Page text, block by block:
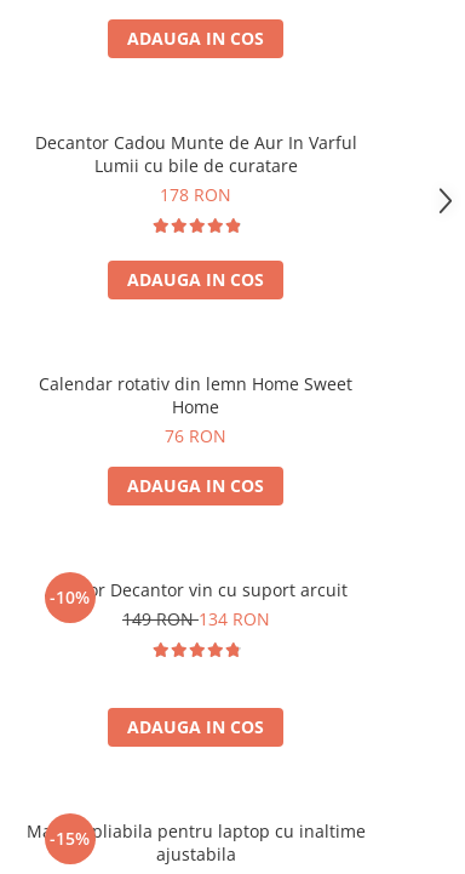
ADAUGA IN COS
Decantor Cadou Munte de Aur In Varful
Lumii cu bile de curatare
178 RON
ADAUGA IN COS
Calendar rotativ din lemn Home Sweet
Home
76 RON
ADAUGA IN COS
-10%
Aerator Decantor vin cu suport arcuit
149 RON134 RON
ADAUGA IN COS
-15%
Masuta pliabila pentru laptop cu inaltime
ajustabila